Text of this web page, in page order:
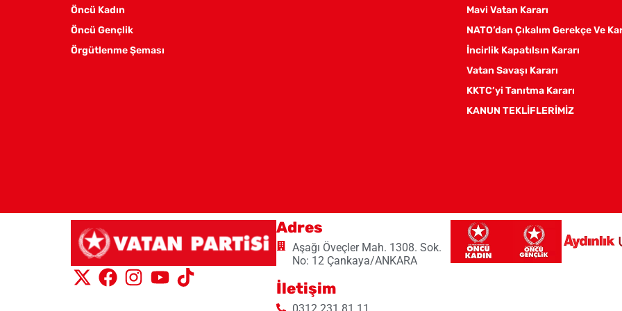
Öncü Kadın
Öncü Gençlik
Örgütlenme Şeması
Mavi Vatan Kararı
NATO’dan Çıkalım Gerekçe Ve
İncirlik Kapatılsın Kararı
Vatan Savaşı Kararı
KKTC’yi Tanıtma Kararı
KANUN TEKLİFLERİMİZ
Adres
Aşağı Öveçler Mah. 1308. Sok.
No: 12 Çankaya/ANKARA
İletişim